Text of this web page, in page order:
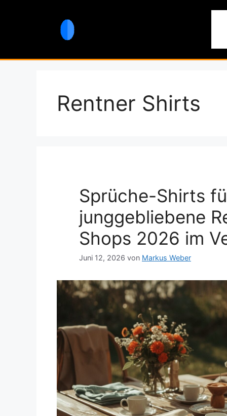
Rentner Shirts
Sprüche-Shirts
junggebliebene
Shops 2026 im
Juni 12, 2026 von Markus Weber